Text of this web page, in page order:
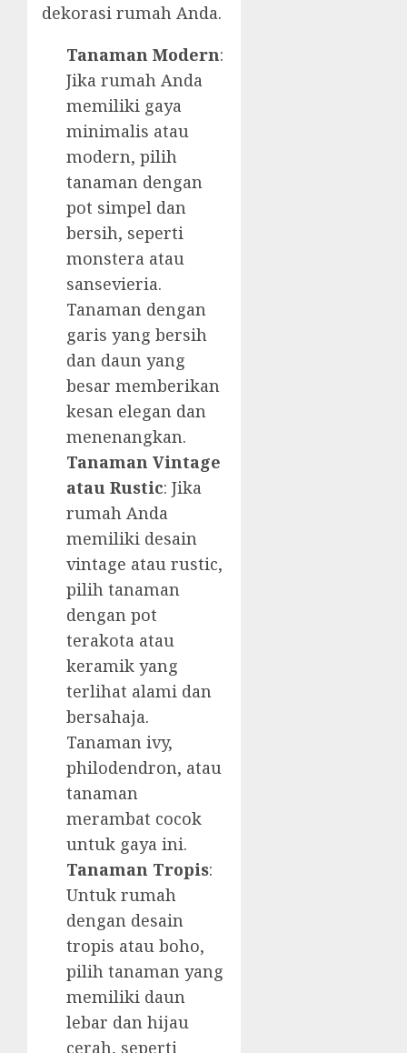
dekorasi rumah Anda.
Tanaman Modern:
Jika rumah Anda
memiliki gaya
minimalis atau
modern, pilih
tanaman dengan
pot simpel dan
bersih, seperti
monstera atau
sansevieria.
Tanaman dengan
garis yang bersih
dan daun yang
besar memberikan
kesan elegan dan
menenangkan.
Tanaman Vintage
atau Rustic: Jika
rumah Anda
memiliki desain
vintage atau rustic,
pilih tanaman
dengan pot
terakota atau
keramik yang
terlihat alami dan
bersahaja.
Tanaman ivy,
philodendron, atau
tanaman
merambat cocok
untuk gaya ini.
Tanaman Tropis:
Untuk rumah
dengan desain
tropis atau boho,
pilih tanaman yang
memiliki daun
lebar dan hijau
cerah, seperti